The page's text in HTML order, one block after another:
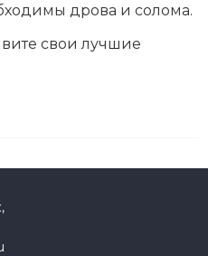
дрова и солома.
свои лучшие